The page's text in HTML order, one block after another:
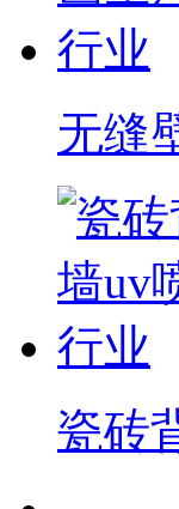
无缝
瓷砖